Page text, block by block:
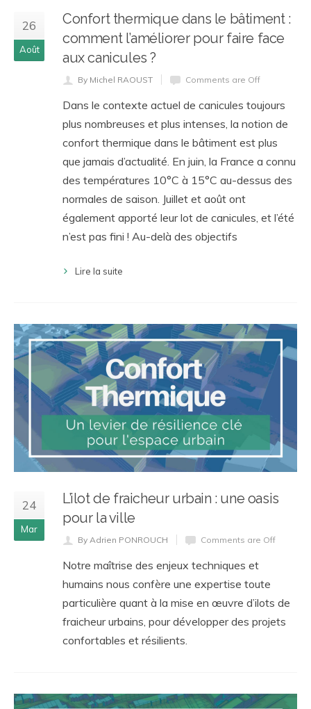
26
Août
Confort thermique dans le bâtiment :
comment l’améliorer pour faire face
aux canicules ?
By Michel RAOUST Comments are Off
Dans le contexte actuel de canicules toujours
plus nombreuses et plus intenses, la notion de
confort thermique dans le bâtiment est plus
que jamais d’actualité. En juin, la France a connu
des températures 10°C à 15°C au-dessus des
normales de saison. Juillet et août ont
également apporté leur lot de canicules, et l’été
n’est pas fini ! Au-delà des objectifs
Lire la suite
24
Mar
L’ilot de fraicheur urbain : une oasis
pour la ville
By Adrien PONROUCH Comments are Off
Notre maîtrise des enjeux techniques et
humains nous confère une expertise toute
particulière quant à la mise en œuvre d’ilots de
fraicheur urbains, pour développer des projets
confortables et résilients.